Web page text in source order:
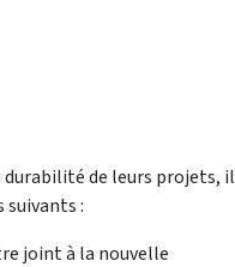
durabilité de leurs projets, il
:
joint à la nouvelle